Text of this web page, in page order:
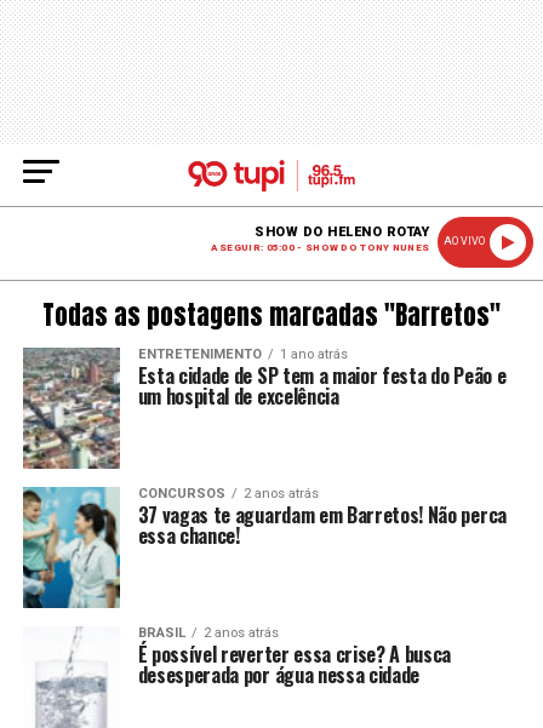
SHOW DO HELENO ROTAY
A SEGUIR: 05:00 - SHOW DO TONY NUNES
AO VIVO
Todas as postagens marcadas "Barretos"
ENTRETENIMENTO 1 ano atrás
Esta cidade de SP tem a maior festa do Peão e
um hospital de excelência
CONCURSOS 2 anos atrás
37 vagas te aguardam em Barretos! Não perca
essa chance!
BRASIL 2 anos atrás
É possível reverter essa crise? A busca
desesperada por água nessa cidade